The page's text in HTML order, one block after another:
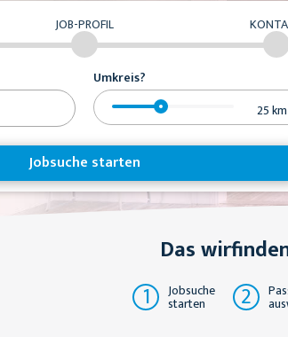
JOB-PROFIL
Umkreis?
25km
Jobsuche starten
Das
1
Jobsuche
starten 2